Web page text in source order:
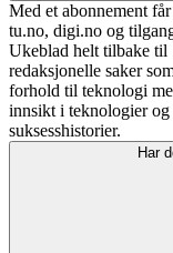
Med et abonnement
tu.no, digi.no og
Ukeblad helt tilbake til
redaksjonelle saker
forhold til teknologi
innsikt i teknologier og
suksesshistorier.
Har